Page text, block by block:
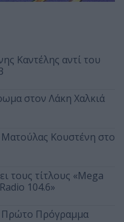
Καντέλης αντί του
στον Λάκη Χαλκιά
Κουστένη στο
τους τίτλους «Mega
104.6»
Πρώτο Πρόγραμμα